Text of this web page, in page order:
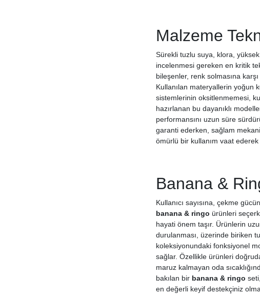
Malzeme
Sürekli tuzlu suya, klora,
incelenmesi gereken en kritik
bileşenler, renk solmasına
Kullanılan materyallerin yoğun
sistemlerinin oksitlenmemesi,
hazırlanan bu dayanıklı
performansını uzun süre
garanti ederken, sağlam
ömürlü bir kullanım vaat ederek
Banana &
Kullanıcı sayısına, çekme
banana & ringo ürünleri
hayati önem taşır. Ürünlerin
durulanması, üzerinde biriken
koleksiyonundaki fonksiyonel
sağlar. Özellikle ürünleri
maruz kalmayan oda
bakılan bir banana & ringo
en değerli keyif destekçiniz